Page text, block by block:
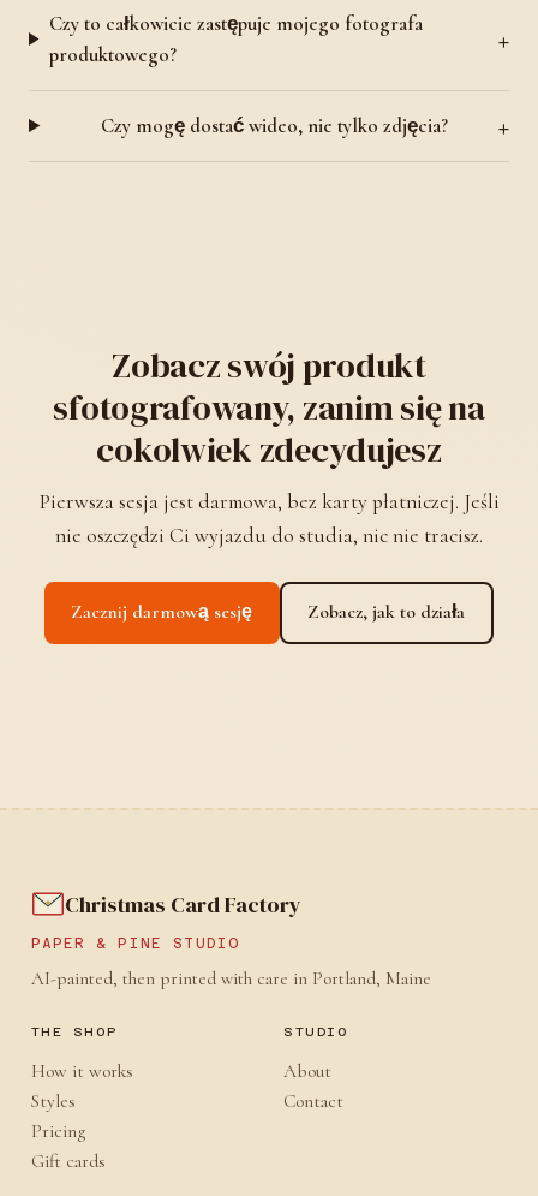
Czy to całkowicie zastępuje mojego fotografa
produktowego?
Czy mogę dostać wideo, nie tylko zdjęcia?
Zobacz swój produkt
sfotografowany, zanim się na
cokolwiek zdecydujesz
Pierwsza sesja jest darmowa, bez karty płatniczej. Jeśli
nie oszczędzi Ci wyjazdu do studia, nic nie tracisz.
Zacznij darmową sesję Zobacz, jak to działa
Christmas Card Factory
PAPER & PINE STUDIO
AI-painted, then printed with care in Portland, Maine
THE SHOP
How it works
Styles
Pricing
Gift cards
STUDIO
About
Contact